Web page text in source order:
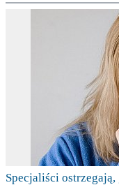
Specjaliści ostrzegają,